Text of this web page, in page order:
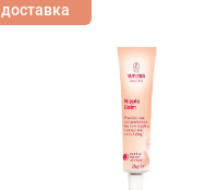
доставка